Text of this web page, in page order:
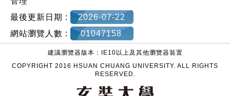
最後更新日期 :
2026-07-22
網站瀏覽人數 :
01047158
建議瀏覽器版本：IE10以上及其他瀏覽器裝置
COPYRIGHT 2016 HSUAN CHUANG UNIVERSITY. ALL RIGHTS
RESERVED.